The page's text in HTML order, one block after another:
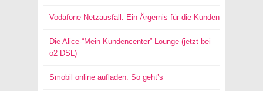
Vodafone Netzausfall: Ein Ärgernis für die Kunden
Die Alice-“Mein Kundencenter”-Lounge (jetzt bei
o2 DSL)
Smobil online aufladen: So geht’s